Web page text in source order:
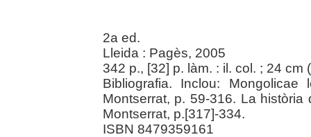
2a ed.
Lleida : Pagès, 2005
342 p., [32] p. làm. : il. col. ; 24 cm (
Bibliografia. Inclou:
Montserrat, p. 59-316. La
Montserrat, p.[317]-334.
ISBN 8479359161